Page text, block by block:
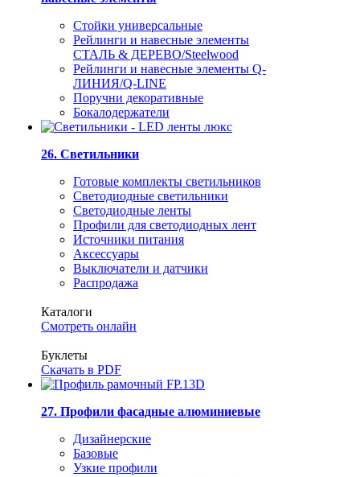
Стойки универсальные
Рейлинги и навесные элементы
СТАЛЬ & ДЕРЕВО/Steelwood
Рейлинги и навесные элементы Q-
ЛИНИЯ/Q-LINE
Поручни декоративные
Бокалодержатели
26. Светильники
Готовые комплекты светильников
Светодиодные светильники
Светодиодные ленты
Профили для светодиодных лент
Источники питания
Аксессуары
Выключатели и датчики
Распродажа
Каталоги
Смотреть онлайн
Буклеты
Скачать в PDF
27. Профили фасадные алюминиевые
Дизайнерские
Базовые
Узкие профили